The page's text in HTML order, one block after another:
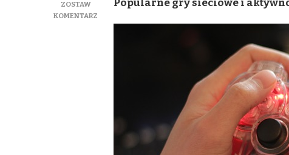
ZOSTAW
KOMENTARZ
KIEDY